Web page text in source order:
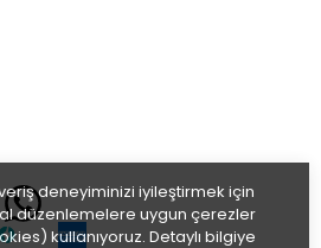
deneyiminizi iyileştirmek için
düzenlemelere uygun çerezler
kullanıyoruz. Detaylı bilgiye